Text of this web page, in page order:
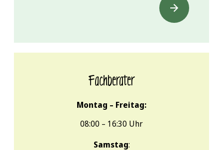
Fachberater
Montag – Freitag:
08:00 – 16:30 Uhr
Samstag: